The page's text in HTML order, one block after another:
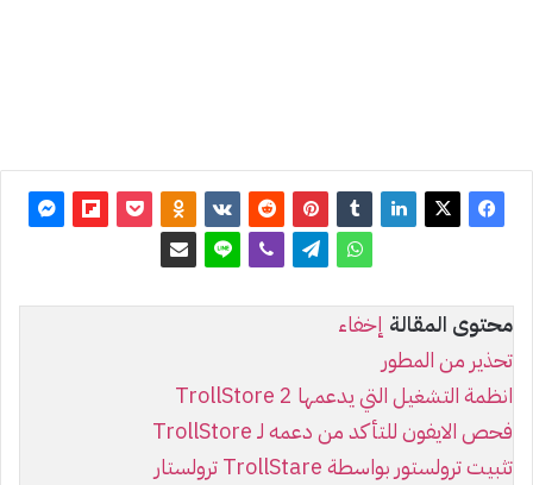
محتوى المقالة إخفاء
تحذير من المطور
انظمة التشغيل التي يدعمها TrollStore 2
فحص الايفون للتأكد من دعمه لـ TrollStore
تثبيت ترولستور بواسطة TrollStare ترولستار